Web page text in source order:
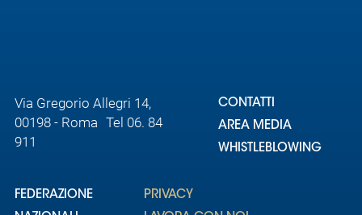
Via Gregorio Allegri 14,
00198 - Roma Tel 06. 84
911
CONTATTI
AREA MEDIA
WHISTLEBLOWING
FEDERAZIONE
PRIVACY